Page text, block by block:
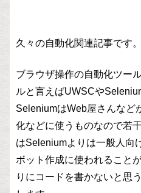
久々の自動化関連記事です。
ブラウザ操作の自動化ツー
ルと言えばUWSCや
SeleniumはWeb屋さんなど
化などに使うものなので若
はSeleniumよりは一般人向
ボット作成に使われること
りにコードを書かないと思